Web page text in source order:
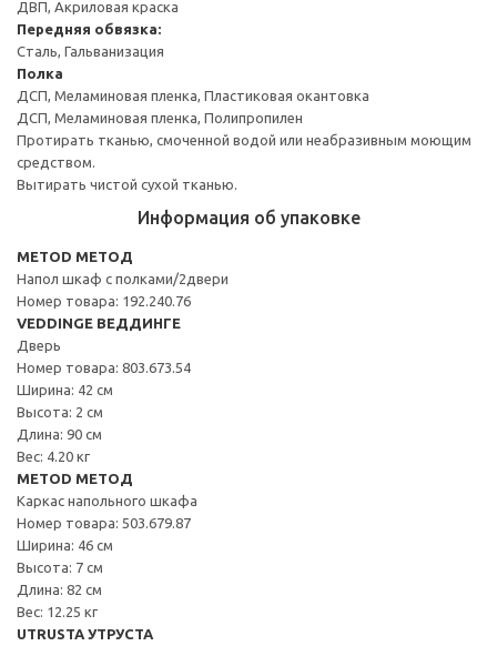
ДВП, Акриловая краска
Передняя обвязка:
Сталь, Гальванизация
Полка
ДСП, Меламиновая пленка, Пластиковая окантовка
ДСП, Меламиновая пленка, Полипропилен
Протирать тканью, смоченной водой или неабразивным моющим
средством.
Вытирать чистой сухой тканью.
Информация об упаковке
METOD МЕТОД
Напол шкаф с полками/2двери
Номер товара: 192.240.76
VEDDINGE ВЕДДИНГЕ
Дверь
Номер товара: 803.673.54
Ширина: 42 см
Высота: 2 см
Длина: 90 см
Вес: 4.20 кг
METOD МЕТОД
Каркас напольного шкафа
Номер товара: 503.679.87
Ширина: 46 см
Высота: 7 см
Длина: 82 см
Вес: 12.25 кг
UTRUSTA УТРУСТА